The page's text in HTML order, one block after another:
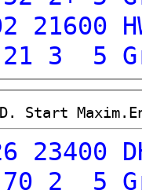
21600
3 5
Start
23400
2 5